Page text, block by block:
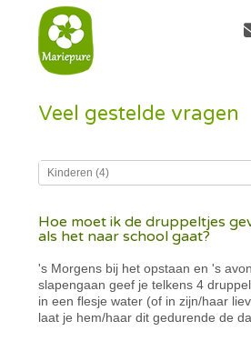
Veel gestelde vragen
Hoe moet ik de druppeltjes
als het naar school gaat?
's Morgens bij het opstaan en 's
slapengaan geef je telkens 4
in een flesje water (of in zijn/haar
laat je hem/haar dit gedurende de